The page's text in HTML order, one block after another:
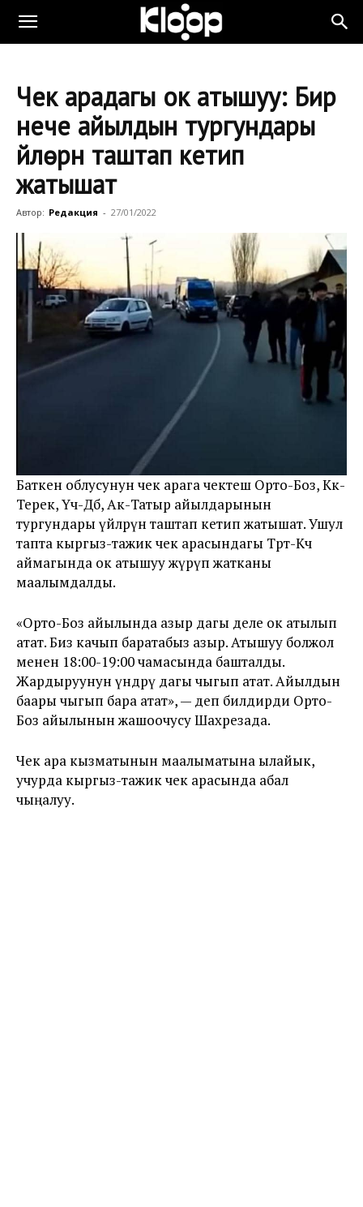
Чек арадагы ок атышуу: Бир
нече айылдын тургундары
үйлөрүн таштап кетип
жатышат
Автор: Редакция - 27/01/2022
Баткен облусунун чек арага чектеш Орто-Боз, Көк-
Терек, Үч-Дөбө, Ак-Татыр айылдарынын
тургундары үйлөрүн таштап кетип жатышат. Ушул
тапта кыргыз-тажик чек арасындагы Төрт-Көчө
аймагында ок атышуу жүрүп жатканы
маалымдалды.
«Орто-Боз айылында азыр дагы деле ок атылып
атат. Биз качып баратабыз азыр. Атышуу болжол
менен 18:00-19:00 чамасында башталды.
Жардыруунун үндөрү дагы чыгып атат. Айылдын
баары чыгып бара атат», — деп билдирди Орто-
Боз айылынын жашоочусу Шахрезада.
Чек ара кызматынын маалыматына ылайык,
учурда кыргыз-тажик чек арасында абал
чыңалуу.